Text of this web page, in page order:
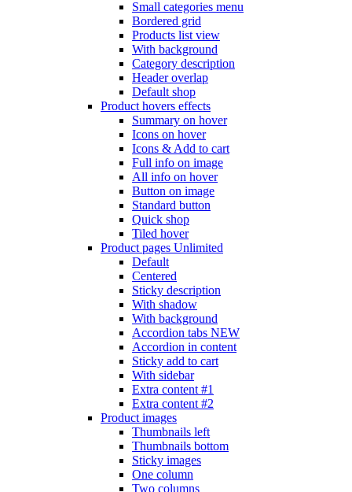
Small categories menu
Bordered grid
Products list view
With background
Category description
Header overlap
Default shop
Product hovers effects
Summary on hover
Icons on hover
Icons & Add to cart
Full info on image
All info on hover
Button on image
Standard button
Quick shop
Tiled hover
Product pages Unlimited
Default
Centered
Sticky description
With shadow
With background
Accordion tabs NEW
Accordion in content
Sticky add to cart
With sidebar
Extra content #1
Extra content #2
Product images
Thumbnails left
Thumbnails bottom
Sticky images
One column
Two columns